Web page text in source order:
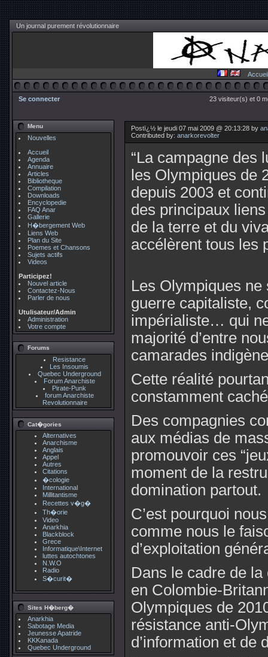
Un journal purement révolutionnaire
Accueil
Se connecter 23 visiteur(s) et 0
Menu
Nouvelles
Accueil
Agenda
Annuaire
Articles
Bibliotheque
Compilation
Downloads
Encyclopedie
FAQ Anar
Gallerie
H�bergement Web
Liens Web
Plan du Site
Poemes et Chansons
Sujets actifs
Videos
Participez!
Nouvel article
Contactez-Nous
Parler de nous
Utulisateur/Admin
Administration
Votre compte
Forums
Resistance
Les Insoumis
Quebec Underground
Forum Anarchiste
Pirate-Punk
forum Anarchiste
Revolutionnaire
Cat�gories
Alternatives
Anarchisme
Anglais
Appel
Autres
Citations
�cologie
International
Millitantisme
Recettes v�g�
Th�orie
Video
Anarkhia
Blackblock
Grece
Informatique\Internet
luttes autochtones
N.W.O
Radio
S�curit�
Sites H�berg�
Anarkhia
Sabotage Media
Jeunesse Apatride
KKKanada
Quebec Underground
Postï¿½ le jeudi 07 mai 2009 @ 20:13:28 by
Contributed by: anarkorevolter
“La campagne des
les Olympiques de
depuis 2003 et
des principaux
de la terre et du
accélèrent tous les
Les Olympiques ne
guerre capitaliste,
impérialiste… qui
majorité d’entre
camarades
Cette réalité
constamment
Des compagnies
aux médias de
promouvoir ces
moment de la
domination partout.
C’est pourquoi
comme nous le
d’exploitation
Dans le cadre de
en Colombie-
Olympiques de
résistance anti-
d’information et de